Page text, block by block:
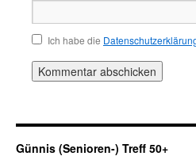
Ich habe die
Günnis (Senioren-) Treff 50+